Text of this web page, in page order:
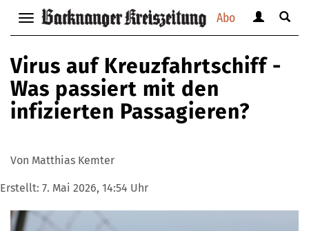
Abo
Navigation
anzeigen
bzw.
verbergen
anzeigen
verbergen
Suche
Virus auf Kreuzfahrtschiff -
Was passiert mit den
infizierten Passagieren?
Von Matthias Kemter
Erstellt: 7. Mai 2026, 14:54 Uhr